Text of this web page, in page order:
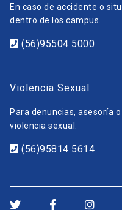
En caso de accidente o
dentro de los campus.
(56)95504 5000
Violencia Sexual
Para denuncias, asesoría
violencia sexual.
(56)95814 5614